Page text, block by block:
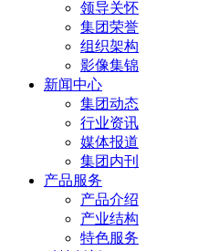
领导关怀
集团荣誉
组织架构
影像集锦
新闻中心
集团动态
行业资讯
媒体报道
集团内刊
产品服务
产品介绍
产业结构
特色服务